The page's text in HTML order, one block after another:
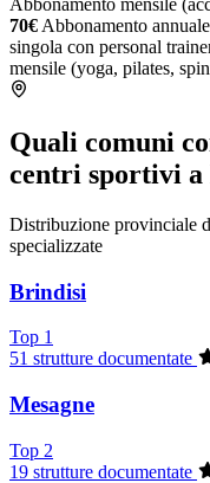
Abbonamento mensile
70€ Abbonamento
singola con personal
mensile (yoga, pilates,
Quali comuni
centri sportivi
Distribuzione provinciale
specializzate
Brindisi
Top 1
51 strutture documentate
Mesagne
Top 2
19 strutture documentate